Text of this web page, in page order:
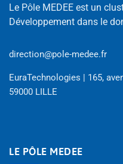
Le Pôle MEDEE est un
Développement dans le
direction@pole-medee.fr
EuraTechnologies | 165,
59000 LILLE
LE PÔLE MEDEE